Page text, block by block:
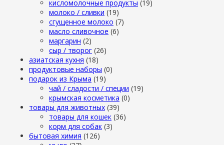
кисломолочные продукты (19)
молоко / сливки (19)
сгущенное молоко (7)
масло сливочное (6)
маргарин (2)
сыр / творог (26)
азиатская кухня (18)
продуктовые наборы (0)
подарок из Крыма (19)
чай / сладости / специи (19)
крымская косметика (0)
товары для животных (39)
товары для кошек (36)
корм для собак (3)
бытовая химия (126)